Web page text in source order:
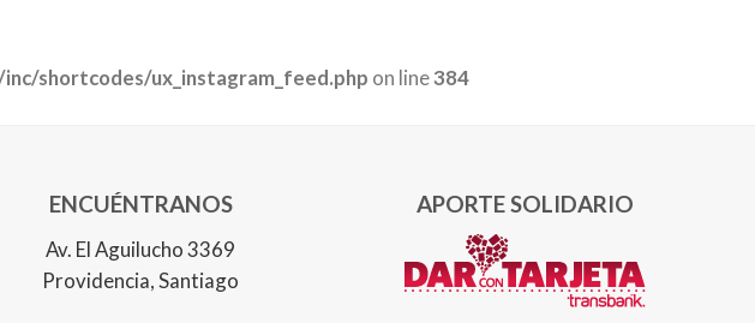
shortcodes/ux_instagram_feed.php on line384
ENCUÉNTRANOS
Av. El Aguilucho 3369
Providencia, Santiago
APORTE SOLIDARIO